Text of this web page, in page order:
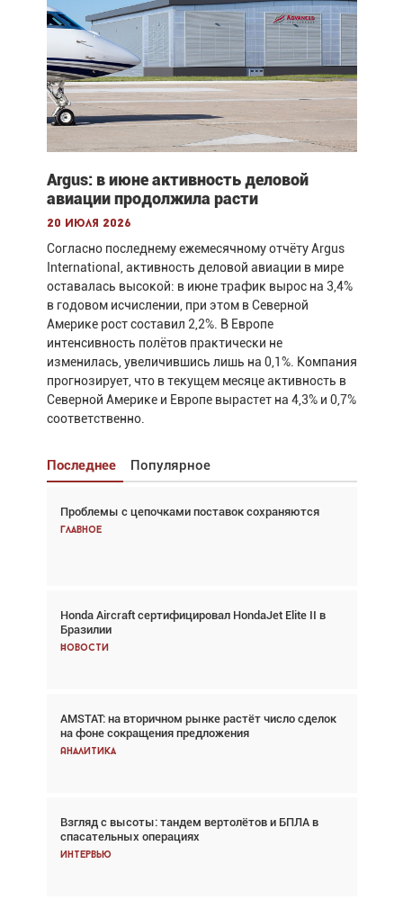
Argus: в июне активность деловой
авиации продолжила расти
20 июля 2026
Согласно последнему ежемесячному отчёту Argus
International, активность деловой авиации в мире
оставалась высокой: в июне трафик вырос на 3,4%
в годовом исчислении, при этом в Северной
Америке рост составил 2,2%. В Европе
интенсивность полётов практически не
изменилась, увеличившись лишь на 0,1%. Компания
прогнозирует, что в текущем месяце активность в
Северной Америке и Европе вырастет на 4,3% и 0,7%
соответственно.
Последнее Популярное
Проблемы с цепочками поставок сохраняются
Главное
Honda Aircraft сертифицировал HondaJet Elite II в
Бразилии
Новости
AMSTAT: на вторичном рынке растёт число сделок
на фоне сокращения предложения
Аналитика
Взгляд с высоты: тандем вертолётов и БПЛА в
спасательных операциях
Интервью
Взгляд с высоты: тандем вертолётов и БПЛА в
спасательных операциях
Авиационный фотограф Дэйв Кох: «Фотография
говорит сама за себя... а ИИ всё портит»
Новости
Проблемы с цепочками поставок сохраняются
Аналитика
Частный самолёт – это актив. Подходите к
покупке соответствующим образом
Интервью